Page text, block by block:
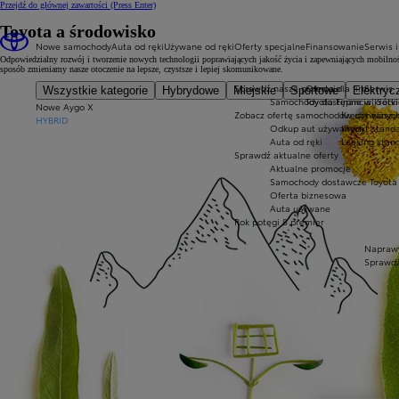
Przejdź do głównej zawartości (Press Enter)
Nowe samochody
Wszystkie kategorie Hybrydowe Miejskie Sportowe
Nowe Aygo X
HYBRID
Auta od rękiUżywane od rękiOferty specjalne
Sprawdź nasze promocje
Samochody dostępne w
Zobacz ofertę samochodów
Odkup aut używanych
Auta od ręki
Sprawdź aktualne oferty
Aktualne promocje
Samochody dostawcze
Oferta biznesowa
Auta używane
Rok potęgi 8 premier
Finansowanie
Oferta dla firm
Toyota Financial
Kredyt
Kredyt
Leasing
Serwis
Serwis
Toyota a środowisko
Odpowiedzialny rozwój i tworzenie nowych technologii poprawiających jakość życia i zapewniających
sposób zmieniamy nasze otoczenie na lepsze, czystsze i lepiej skomunikowane.